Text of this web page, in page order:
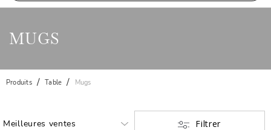
MUGS
Produits Table Mugs
Filtrer